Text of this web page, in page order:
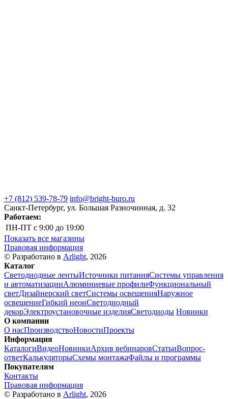
+7 (812) 539-78-79 info@bright-buro.ru
Санкт-Петербург, ул. Большая Разночинная, д. 32
Работаем:
ПН-ПТ с 9:00 до 19:00
Показать все магазины
Правовая информация
© Разработано в Arlight, 2026
Каталог
Светодиодные лентыИсточники питанияСистемы управления
и автоматизацииАлюминиевые профилиФункциональный
светДизайнерский светСистемы освещенияНаружное
освещениеГибкий неонСветодиодный
декорЭлектроустановочные изделияСветодиоды Новинки
О компании
О насПроизводствоНовостиПроекты
Информация
КаталогиВидеоНовинкиАрхив вебинаровСтатьиВопрос-
ответКалькуляторыСхемы монтажаФайлы и программы
Покупателям
Контакты
Правовая информация
© Разработано в Arlight, 2026